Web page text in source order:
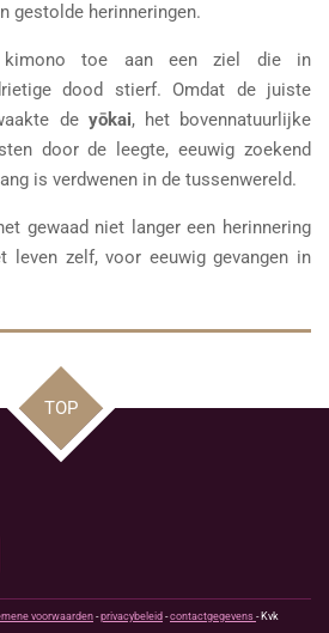
gestolde herinneringen.
kimono toe aan een ziel die in
dood stierf. Omdat de juiste
de yōkai, het bovennatuurlijke
door de leegte, eeuwig zoekend
is verdwenen in de tussenwereld.
gewaad niet langer een herinnering
leven zelf, voor eeuwig gevangen in
TOP
voorwaarden-privacybeleid-contactgegevens - Kvk